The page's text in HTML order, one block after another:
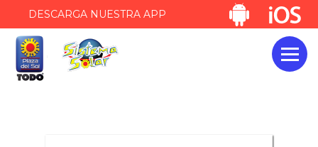
DESCARGA NUESTRA APP